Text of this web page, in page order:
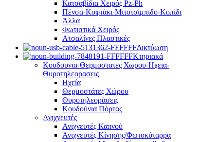
Κατσαβίδια Χειρός Pz-Ph
Πένσα-Κοφτάκι-Μιτοτσίμπιδο-Κοπίδι
Άλλα
Φωτιστικά Χειρός
Ατσαλίνες Πλαστικές
Δικτύωση
Κτηριακά
Κουδουνια-Θερμοστατες Χωρου-Ηχεια-
Θυροτηλεορασεις
Ηχεία
Θερμοστάτες Χώρου
Θυροτηλεοράσεις
Κουδούνια Πόρτας
Ανιχνευτές
Ανιχνευτές Καπνού
Ανιχνευτές Κίνησης/Φωτοκύταρρα